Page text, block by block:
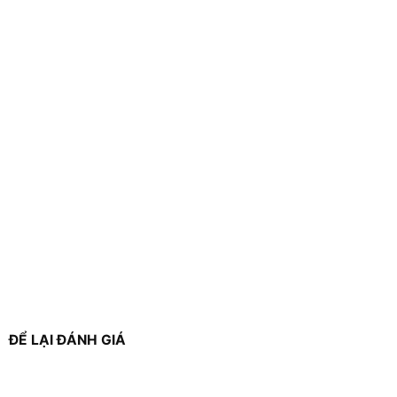
ĐỂ LẠI ĐÁNH GIÁ